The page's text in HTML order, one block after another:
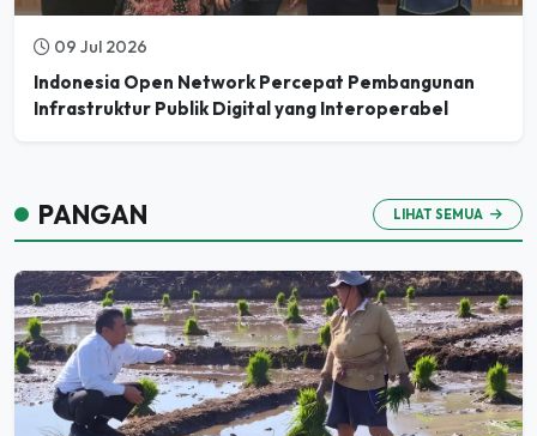
09 Jul 2026
Indonesia Open Network Percepat Pembangunan
Infrastruktur Publik Digital yang Interoperabel
PANGAN LIHAT SEMUA